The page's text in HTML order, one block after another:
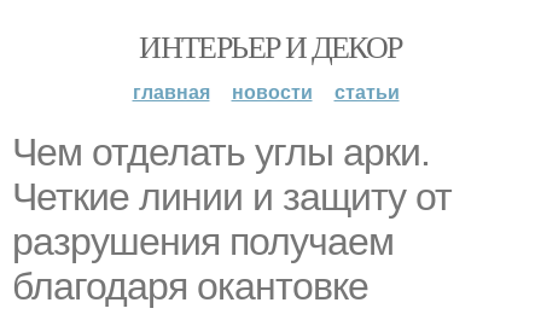
ИНТЕРЬЕР И ДЕКОР
главная новости статьи
Чем отделать углы арки.
Четкие линии и защиту от
разрушения получаем
благодаря окантовке